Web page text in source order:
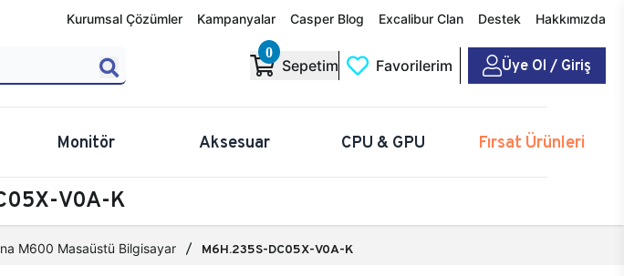
Kurumsal Çözümler Kampanyalar Casper Blog Excalibur Clan Destek Hakkımızda
0
Sepetim Favorilerim Üye Ol / Giriş
Monitör Aksesuar CPU & GPU Fırsat Ürünleri
V0A-K
M600 Masaüstü Bilgisayar M6H.235S-DC05X-V0A-K